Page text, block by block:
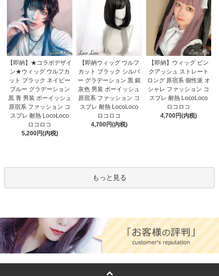
【即納】★コラボデザイ
ン★ウィッグ ウルフカ
ット ブラック ネイビー
ブルー グラデーション
黒 青 男装 ボーイッシュ
原宿系 ファッション コ
スプレ 耐熱 LocoLoco
ロコロコ
5,200円(内税)
【即納ウィッグ ウルフ
カット ブラック シルバ
ー グラデーション 黒 銀
灰色 男装 ボーイッシュ
原宿系 ファッション コ
スプレ 耐熱 LocoLoco
ロコロコ
4,700円(内税)
【即納】ウィッグ ピン
クアッシュ ストレート
ロング 原宿系 個性派 オ
シャレ ファッション コ
スプレ 耐熱 LocoLoco
ロコロコ
4,700円(内税)
もっと見る